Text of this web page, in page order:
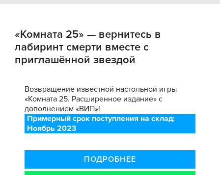
«Комната 25» — вернитесь в
лабиринт смерти вместе с
приглашённой звездой
Возвращение известной настольной игры
«Комната 25. Расширенное издание» с
дополнением «ВИП»!
Примерный срок поступления на склад:
Ноябрь 2023
ПОДРОБНЕЕ